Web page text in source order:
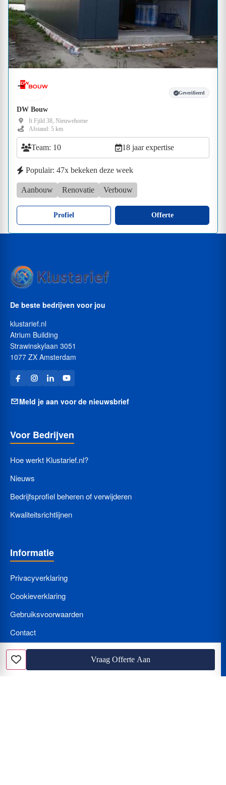
Geverifieerd
DW Bouw
It Fjild 38, Nieuwehorne
Afstand: 5 km
Team: 10 18 jaar expertise
Populair: 47x bekeken deze week
Aanbouw Renovatie Verbouw
Profiel Offerte
Favoriet
Vraag Offerte Aan
De beste bedrijven voor jou
klustarief.nl
Atrium Building
Strawinskylaan 3051
1077 ZX Amsterdam
Meld je aan voor de nieuwsbrief
Voor Bedrijven
Hoe werkt Klustarief.nl?
Nieuws
Bedrijfsprofiel beheren of verwijderen
Kwaliteitsrichtlijnen
Informatie
Privacyverklaring
Cookieverklaring
Gebruiksvoorwaarden
Contact
Bedrijf Aanmelden